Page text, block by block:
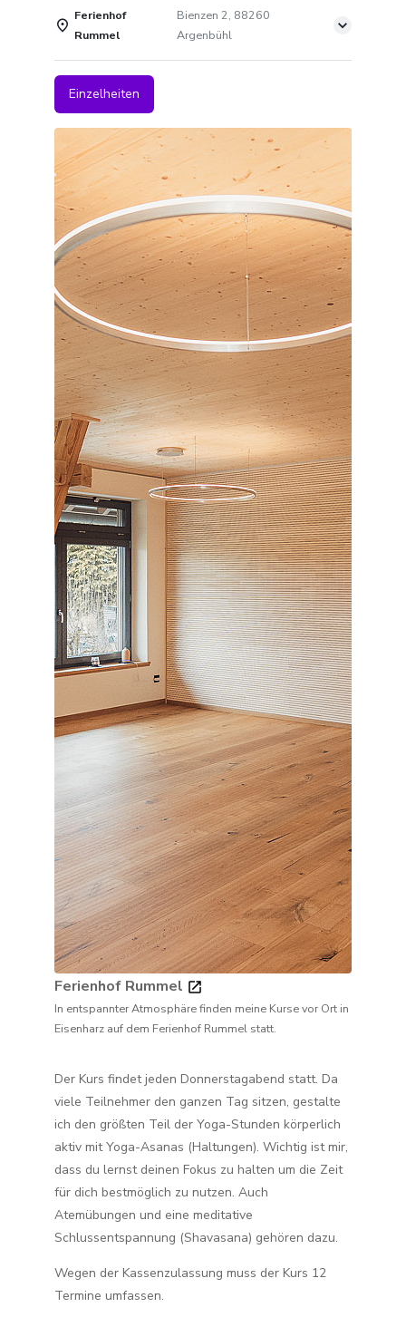
Ferienhof
Rummel
Bienzen 2, 88260
Argenbühl
Einzelheiten
Ferienhof Rummel
In entspannter Atmosphäre finden meine Kurse vor Ort in
Eisenharz auf dem Ferienhof Rummel statt.
Der Kurs findet jeden Donnerstagabend statt. Da
viele Teilnehmer den ganzen Tag sitzen, gestalte
ich den größten Teil der Yoga-Stunden körperlich
aktiv mit Yoga-Asanas (Haltungen). Wichtig ist mir,
dass du lernst deinen Fokus zu halten um die Zeit
für dich bestmöglich zu nutzen. Auch
Atemübungen und eine meditative
Schlussentspannung (Shavasana) gehören dazu.
Wegen der Kassenzulassung muss der Kurs 12
Termine umfassen.